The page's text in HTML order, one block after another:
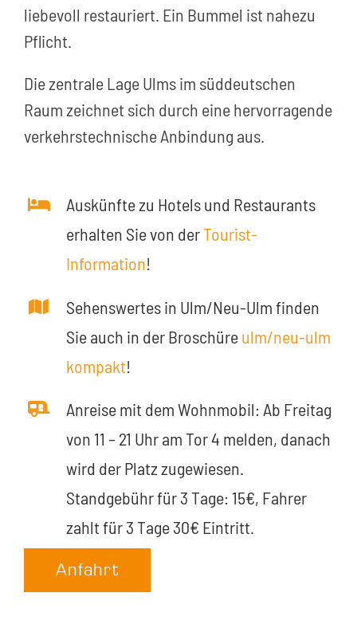
liebevoll restauriert. Ein Bummel ist nahezu
Pflicht.
Die zentrale Lage Ulms im süddeutschen
Raum zeichnet sich durch eine hervorragende
verkehrstechnische Anbindung aus.
Auskünfte zu Hotels und Restaurants
erhalten Sie von derTourist-
Information!
Sehenswertes in Ulm/Neu-Ulm finden
Sie auch in der Broschüreulm/neu-ulm
kompakt!
Anreise mit dem Wohnmobil: Ab Freitag
von 11 – 21 Uhr am Tor 4 melden, danach
wird der Platz zugewiesen.
Standgebühr für 3 Tage: 15€, Fahrer
zahlt für 3 Tage 30€ Eintritt.
Anfahrt